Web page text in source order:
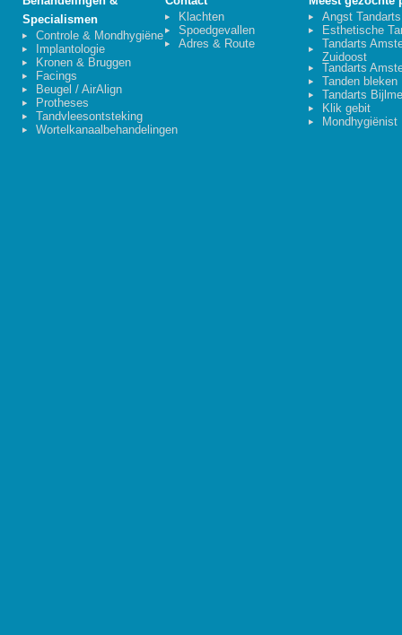
Specialismen
Controle & Mondhygiëne
Implantologie
Kronen & Bruggen
Facings
Beugel / AirAlign
Protheses
Tandvleesontsteking
Wortelkanaalbehandelingen
Klachten
Spoedgevallen
Adres & Route
Angst Tandarts
Esthetische
Tandarts
Zuidoost
Tandarts
Tanden bleken
Tandarts
Klik gebit
Mondhygiënist